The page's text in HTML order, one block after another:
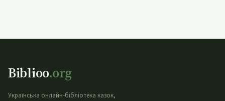
Biblioo.org
Українська онлайн-бібліотека казок,